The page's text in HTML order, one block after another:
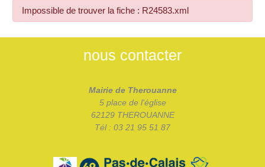
Impossible de trouver la fiche : R24583.xml
nous contacter
Mairie de Therouanne
5 place de l'église
62129 THEROUANNE
Tél : 03 21 95 51 87